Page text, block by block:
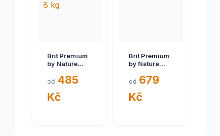
Brit Premium
by Nature
kg
od 485
Kč
Brit Premium
by Nature
od 679
Kč